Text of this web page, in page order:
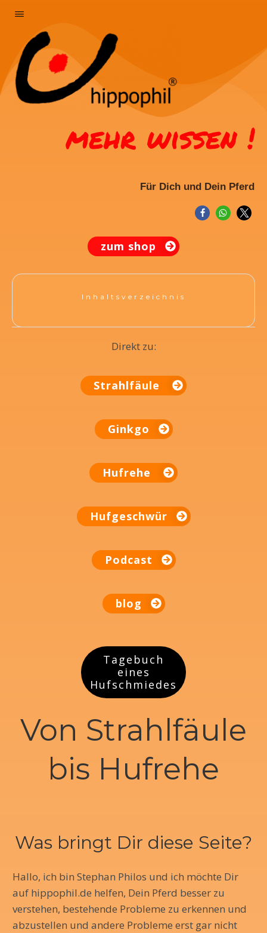
mehr wissen !
Für Dich und Dein Pferd
zum shop
Inhaltsverzeichnis
Direkt zu:
Strahlfäule
Ginkgo
Hufrehe
Hufgeschwür
Podcast
blog
Tagebuch
eines
Hufschmiedes
Von Strahlfäule
bis Hufrehe
Was bringt Dir diese Seite?
Hallo, ich bin Stephan Philos und ich möchte Dir
auf hippophil.de helfen, Dein Pferd besser zu
verstehen, bestehende Probleme zu erkennen und
abzustellen und andere Probleme erst gar nicht